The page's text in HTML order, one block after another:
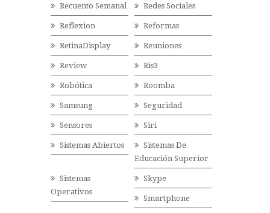
Recuento Semanal Redes Sociales
Reflexion Reformas
RetinaDisplay Reuniones
Review Ris3
Robótica Roomba
Samsung Seguridad
Sensores Siri
Sistemas Abiertos
Sistemas De
Educación Superior
Sistemas
Operativos
Skype
Smartphone